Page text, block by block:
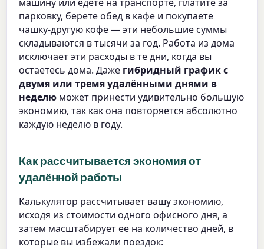
парковку, берете обед в кафе и покупаете
чашку-другую кофе — эти небольшие суммы
складываются в тысячи за год. Работа из дома
исключает эти расходы в те дни, когда вы
остаетесь дома. Даже гибридный график с
двумя или тремя удалёнными днями в
неделю может принести удивительно большую
экономию, так как она повторяется абсолютно
каждую неделю в году.
Как рассчитывается экономия от
удалённой работы
Калькулятор рассчитывает вашу экономию,
исходя из стоимости одного офисного дня, а
затем масштабирует ее на количество дней, в
которые вы избежали поездок: